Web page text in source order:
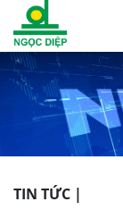
TIN TỨC |